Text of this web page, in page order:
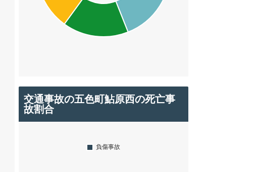
交通事故の五色町鮎原西の死亡事
故割合